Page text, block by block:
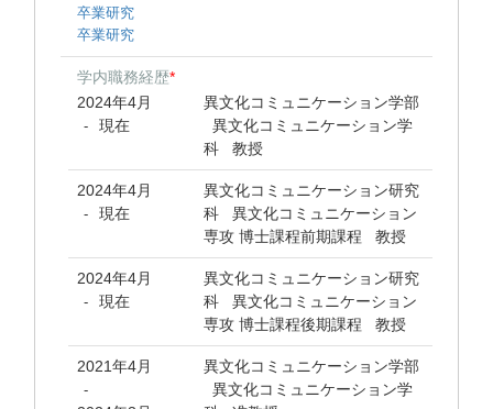
卒業研究
卒業研究
学内職務経歴*
2024年4月
- 現在
異文化コミュニケーション学部
異文化コミュニケーション学
科 教授
2024年4月
- 現在
異文化コミュニケーション研究
科 異文化コミュニケーション
専攻 博士課程前期課程 教授
2024年4月
- 現在
異文化コミュニケーション研究
科 異文化コミュニケーション
専攻 博士課程後期課程 教授
2021年4月
-
異文化コミュニケーション学部
異文化コミュニケーション学